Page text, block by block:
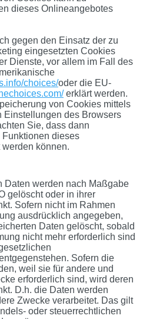
dieses Onlineangebotes
gegen den Einsatz der zu
eingesetzten Cookies
Dienste, vor allem im Fall des
choices/oder die EU-
erklärt werden.
von Cookies mittels
Einstellungen des Browsers
Sie, dass dann
dieses
können.
Daten werden nach Maßgabe
gelöscht oder in ihrer
Sofern nicht im Rahmen
ausdrücklich angegeben,
Daten gelöscht, sobald
nicht mehr erforderlich sind
Sofern die
weil sie für andere und
erforderlich sind, wird deren
D.h. die Daten werden
Zwecke verarbeitet. Das gilt
oder steuerrechtlichen